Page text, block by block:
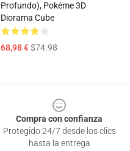
Profundo), Pokéme 3D
Diorama Cube
68,98 €$74.98
Compra con confianza
Protegido 24/7 desde los clics
hasta la entrega